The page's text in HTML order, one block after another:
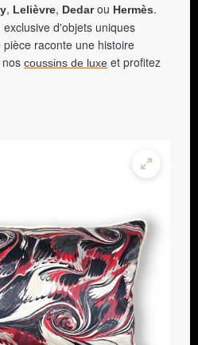
, Lelièvre, Dedarou Hermès.
d'objets uniques
raconte une histoire
coussins de luxe et profitez